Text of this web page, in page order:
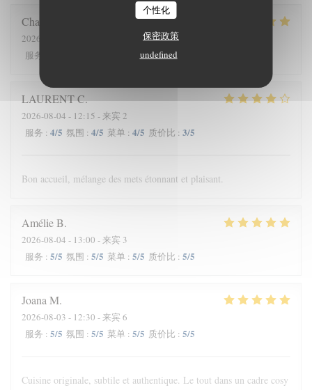
个性化
保密政策
undefined
Charlotte
2026-08-04
服务
/5 质价比:
LAURENTC
2026-08-04 - 12:15 - 来宾 2
服务 : 4/5 氛围 : 4/5 菜单 : 4/5 质价比 : 3/5
Bon accueil, mélange des mets étonnant et plaisant.
AmélieB
2026-08-04 - 13:00 - 来宾 3
服务 : 5/5 氛围 : 5/5 菜单 : 5/5 质价比 : 5/5
Joana M
2026-08-03 - 12:30 - 来宾 6
服务 : 5/5 氛围 : 5/5 菜单 : 5/5 质价比 : 5/5
Cuisine originale, subtile et authentique. Le tout dans un cadre cosy